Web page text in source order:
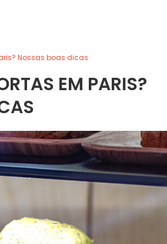
Nossas boas dicas
EM PARIS?